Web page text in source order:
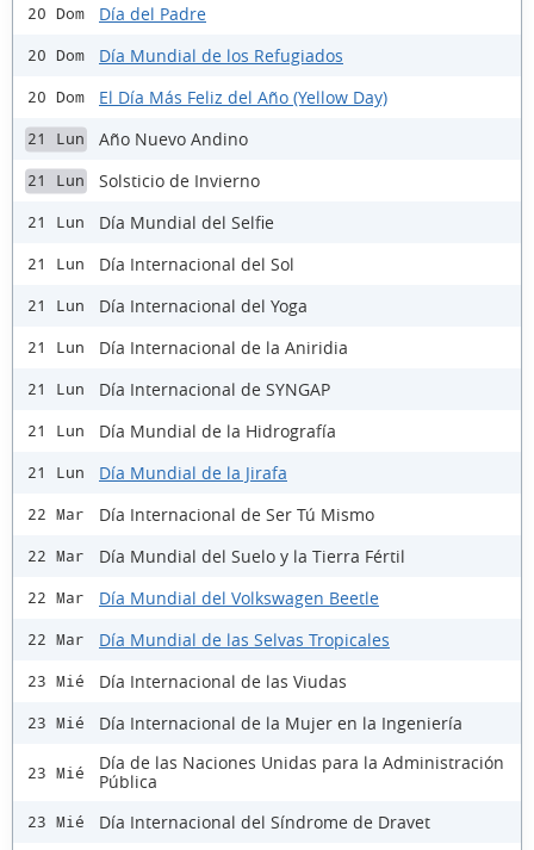
20 Dom Día del Padre
20 Dom Día Mundial de los Refugiados
20 Dom El Día Más Feliz del Año (Yellow Day)
21 Lun Año Nuevo Andino
21 Lun Solsticio de Invierno
21 Lun Día Mundial del Selfie
21 Lun Día Internacional del Sol
21 Lun Día Internacional del Yoga
21 Lun Día Internacional de la Aniridia
21 Lun Día Internacional de SYNGAP
21 Lun Día Mundial de la Hidrografía
21 Lun Día Mundial de la Jirafa
22 Mar Día Internacional de Ser Tú Mismo
22 Mar Día Mundial del Suelo y la Tierra Fértil
22 Mar Día Mundial del Volkswagen Beetle
22 Mar Día Mundial de las Selvas Tropicales
23 Mié Día Internacional de las Viudas
23 Mié Día Internacional de la Mujer en la Ingeniería
23 Mié
Día de las Naciones Unidas para la Administración
Pública
23 Mié Día Internacional del Síndrome de Dravet